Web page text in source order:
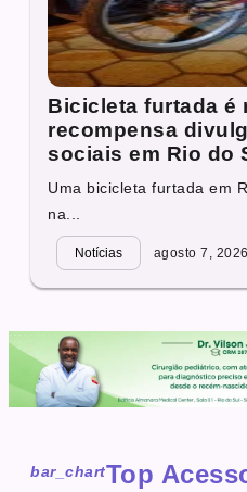
Bicicleta furtada é
recompensa
sociais em Rio do
Uma bicicleta furtada em
na...
Notícias agosto 7, 2026
bar_chartTop